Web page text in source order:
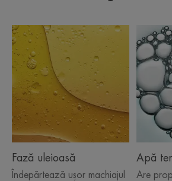
Avène.
• NU NECESITĂ CLĂTIRE: oferă
gras.
Fază uleioasă
Îndepărtează ușor machiajul
Apă
Are